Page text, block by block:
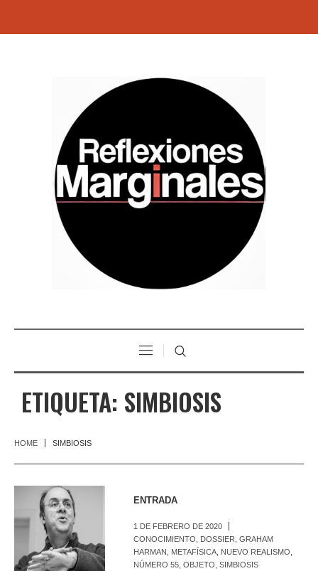
ETIQUETA: SIMBIOSIS
HOME SIMBIOSIS
ENTRADA
1 DE FEBRERO DE 2020
CONOCIMIENTO
DOSSIER ,GRAHAM
HARMAN
METAFÍSICA NUEVO REALISMO
NÚMERO 55 ,OBJETO ,SIMBIOSIS